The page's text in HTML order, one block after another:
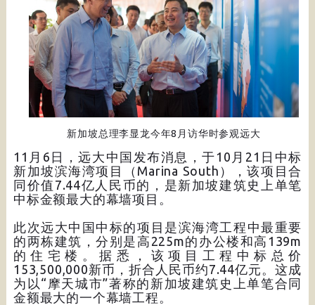
新加坡总理李显龙今年8月访华时参观远大
11月6日，远大中国发布消息，于10月21日中标
新加坡滨海湾项目（Marina South），该项目合
同价值7.44亿人民币的，是新加坡建筑史上单笔
中标金额最大的幕墙项目。
此次远大中国中标的项目是滨海湾工程中最重要
的两栋建筑，分别是高225m的办公楼和高139m
的住宅楼。据悉，该项目工程中标总价
153,500,000新币，折合人民币约7.44亿元。这成
为以“摩天城市”著称的新加坡建筑史上单笔合同
金额最大的一个幕墙工程。